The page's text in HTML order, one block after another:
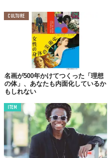
また、周りに騒音を立てること
が聴こえる新しいピロースピー
るというのも特長。
朝まで音楽流れ続けるのは嫌だ
載されているので、30分もしく
CULTURE
名画が500年かけてつくった「理想
の体」、あなたも内面化しているか
もしれない
ITEM